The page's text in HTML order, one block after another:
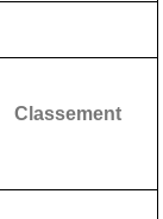
Classement